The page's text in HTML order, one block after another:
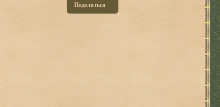
Поделиться